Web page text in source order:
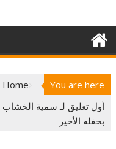
You are here
Home
أول تعليق لـ سمية
بحفله الأخير